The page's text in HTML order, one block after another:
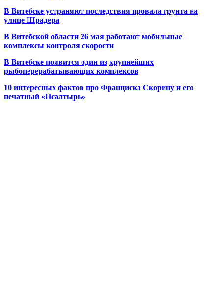
В Витебске устраняют последствия провала грунта на
улице Шрадера
В Витебской области 26 мая работают мобильные
комплексы контроля скорости
В Витебске появится один из крупнейших
рыбоперерабатывающих комплексов
10 интересных фактов про Франциска Скорину и его
печатный «Псалтырь»